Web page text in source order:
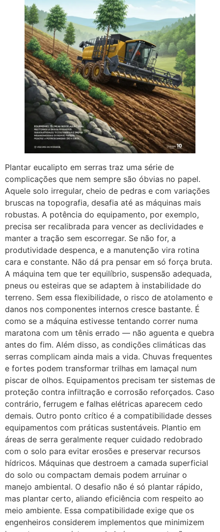
Plantar eucalipto em serras traz uma série de
complicações que nem sempre são óbvias no papel.
Aquele solo irregular, cheio de pedras e com variações
bruscas na topografia, desafia até as máquinas mais
robustas. A potência do equipamento, por exemplo,
precisa ser recalibrada para vencer as declividades e
manter a tração sem escorregar. Se não for, a
produtividade despenca, e a manutenção vira rotina
cara e constante. Não dá pra pensar em só força bruta.
A máquina tem que ter equilíbrio, suspensão adequada,
pneus ou esteiras que se adaptem à instabilidade do
terreno. Sem essa flexibilidade, o risco de atolamento e
danos nos componentes internos cresce bastante. É
como se a máquina estivesse tentando correr numa
maratona com um tênis errado — não aguenta e quebra
antes do fim. Além disso, as condições climáticas das
serras complicam ainda mais a vida. Chuvas frequentes
e fortes podem transformar trilhas em lamaçal num
piscar de olhos. Equipamentos precisam ter sistemas de
proteção contra infiltração e corrosão reforçados. Caso
contrário, ferrugem e falhas elétricas aparecem cedo
demais. Outro ponto crítico é a compatibilidade desses
equipamentos com práticas sustentáveis. Plantio em
áreas de serra geralmente requer cuidado redobrado
com o solo para evitar erosões e preservar recursos
hídricos. Máquinas que destroem a camada superficial
do solo ou compactam demais podem arruinar o
manejo ambiental. O desafio não é só plantar rápido,
mas plantar certo, aliando eficiência com respeito ao
meio ambiente. Essa compatibilidade exige que os
engenheiros considerem implementos que minimizem